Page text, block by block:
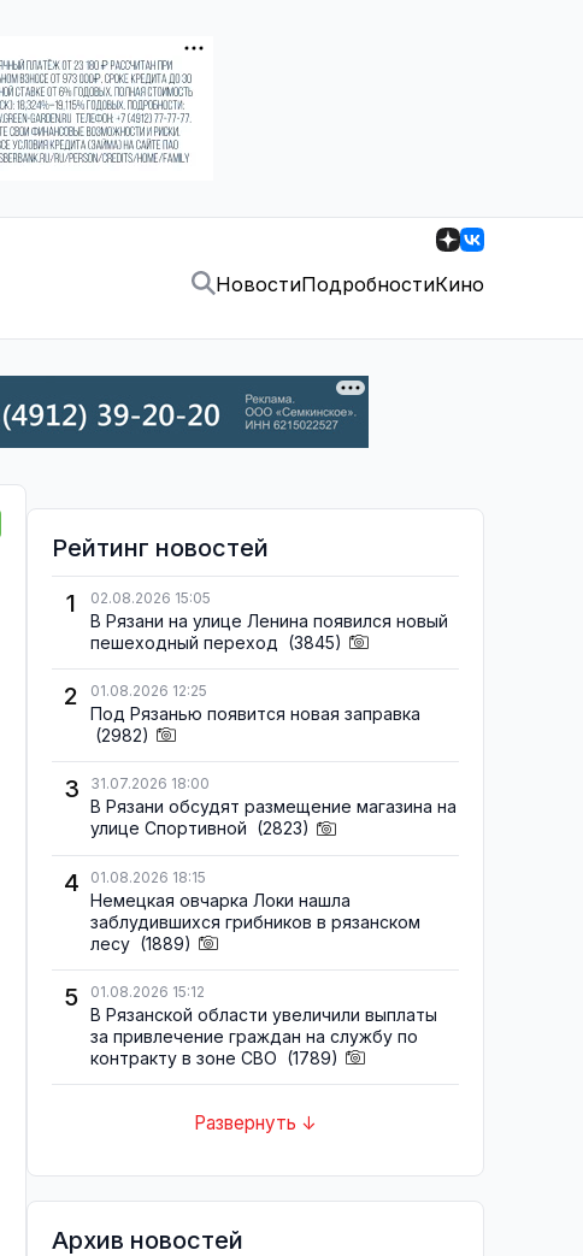
НовостиПодробностиКино
Рейтинг новостей
1
02.08.2026 15:05
В Рязани на улице Ленина появился новый
пешеходный переход (3845)
2 01.08.2026 12:25
Под Рязанью появится новая заправка
(2982)
3 31.07.2026 18:00
В Рязани обсудят размещение магазина на
улице Спортивной (2823)
4 01.08.2026 18:15
Немецкая овчарка Локи нашла
заблудившихся грибников в рязанском
лесу (1889)
5 01.08.2026 15:12
В Рязанской области увеличили выплаты
за привлечение граждан на службу по
контракту в зоне СВО (1789)
Развернуть ↓
Архив новостей